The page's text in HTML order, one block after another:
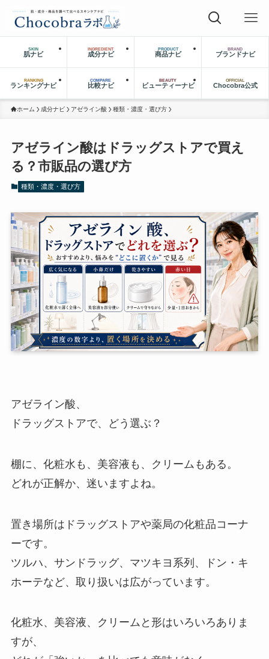
SKIN
肌ナビ
INGREDIENT
成分ナビ
PRODUCT
商品ナビ
BRAND
ブランドナビ
RANKING
ランキングナビ
COMPARE
比較ナビ
BEAUTY
ビューティーナビ
OFFICIAL
Chocobra公式
ホーム 成分ナビ アゼライン酸 種類・濃度・選び方
アゼライン酸はドラッグストアで買え
る？市販品の選び方
種類・濃度・選び方
アゼライン酸、
ドラッグストアで、どう選ぶ？
棚に、化粧水も、美容液も、クリームもある。
どれが正解か、迷いますよね。
置き場所はドラッグストアや薬局の化粧品コーナ
ーです。
ツルハ、サンドラッグ、マツキヨ系列、ドン・キ
ホーテなど、取り扱いは広がっています。
化粧水、美容液、クリームと形はいろいろありま
すが、